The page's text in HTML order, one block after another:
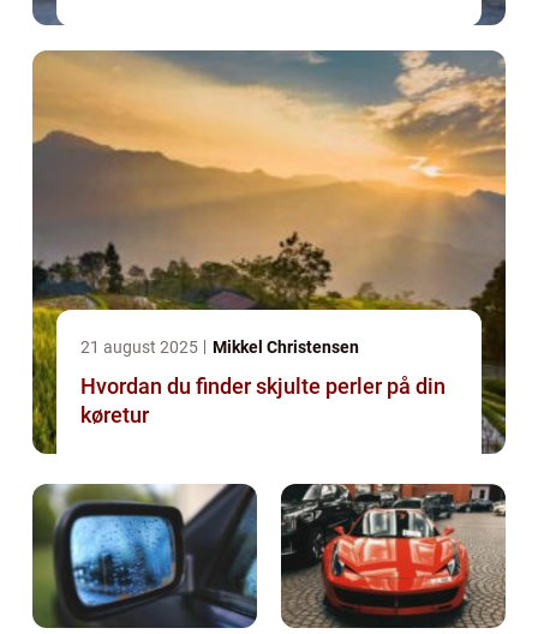
21 august 2025 Mikkel Christensen
Hvordan du finder skjulte perler på din
køretur